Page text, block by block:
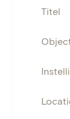
Titel